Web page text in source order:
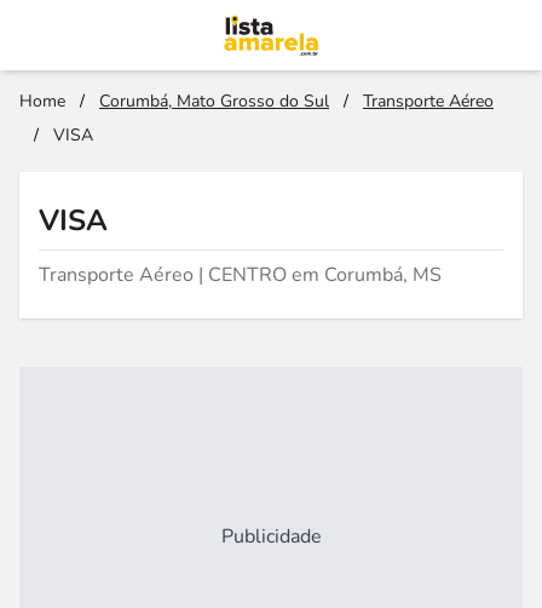
Home / Corumbá, Mato Grosso do Sul /
Transporte Aéreo
/
VISA
VISA
Transporte Aéreo | CENTRO em Corumbá, MS
Publicidade